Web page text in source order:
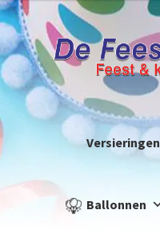
Versieringen
Ballonnen